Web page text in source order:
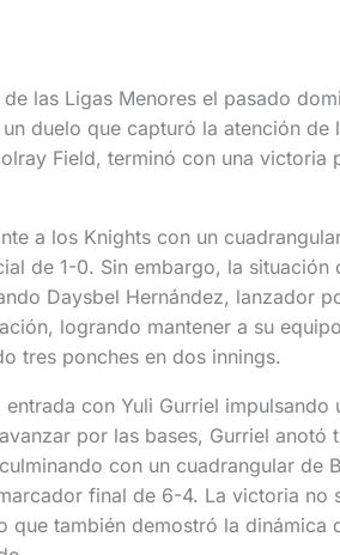
las Ligas Menores el pasado
duelo que capturó la atención de
Field, terminó con una victoria
a los Knights con un
de 1-0. Sin embargo, la situación
Daysbel Hernández, lanzador
logrando mantener a su
tres ponches en dos innings.
con Yuli Gurriel impulsando
por las bases, Gurriel anotó
con un cuadrangular de
final de 6-4. La victoria no
que también demostró la dinámica